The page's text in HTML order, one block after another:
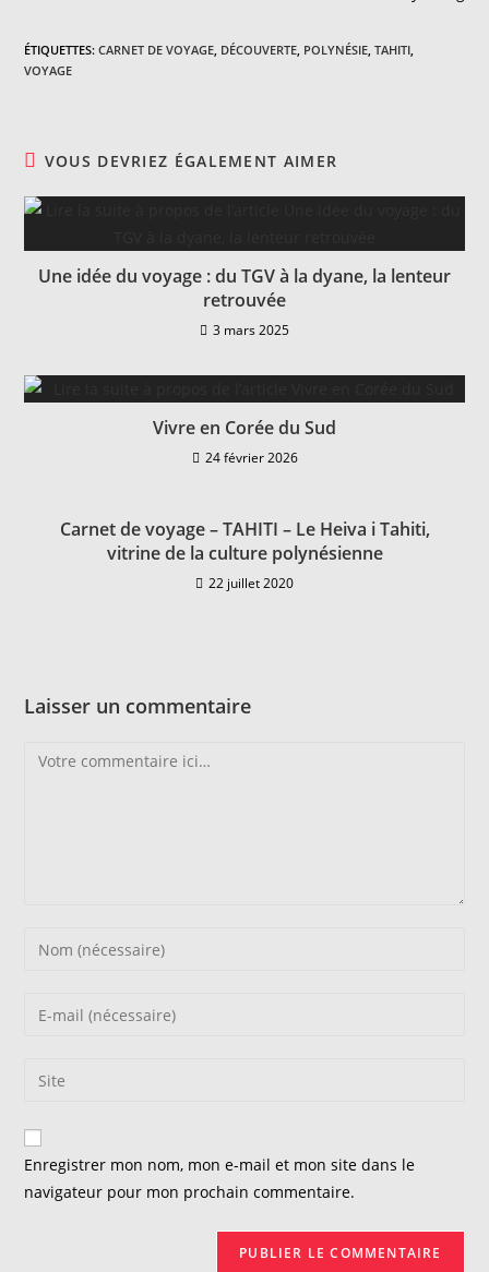
ÉTIQUETTES:CARNET DE VOYAGE, DÉCOUVERTE, POLYNÉSIE, TAHITI,
VOYAGE
VOUS DEVRIEZ ÉGALEMENT AIMER
Une idée du voyage : du TGV à la dyane, la lenteur
retrouvée
3 mars 2025
Vivre en Corée du Sud
24 février 2026
Carnet de voyage – TAHITI – Le Heiva i Tahiti,
vitrine de la culture polynésienne
22 juillet 2020
Laisser un commentaire
Comment
Enter
Enter
address
comment
Saisir
de
votre
(facultatif)
Enregistrer mon nom, mon e-mail et mon site dans le
navigateur pour mon prochain commentaire.